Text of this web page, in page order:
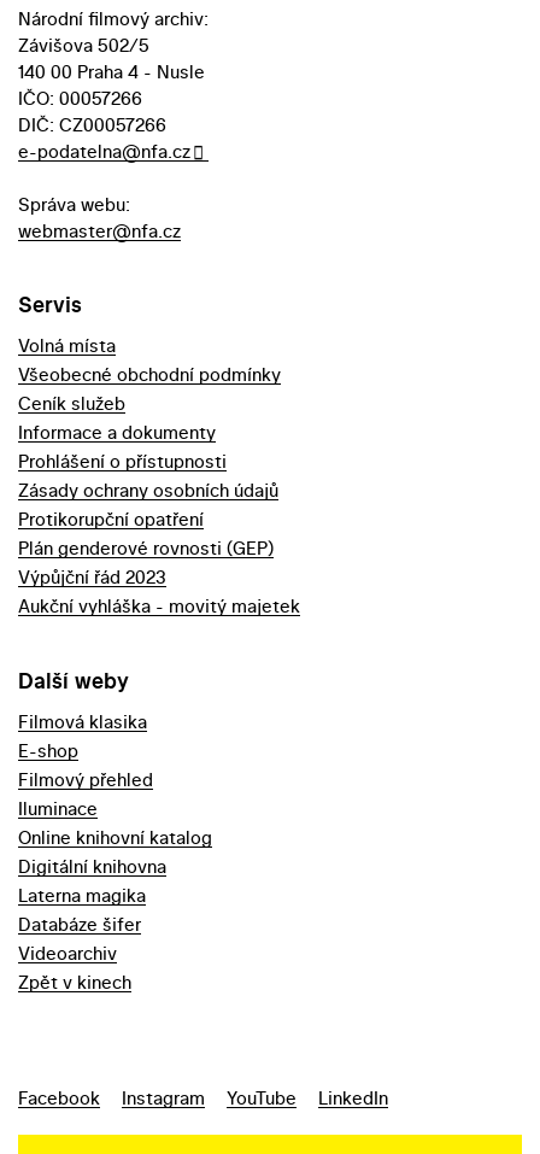
Národní filmový archiv:
Závišova 502/5
140 00 Praha 4 - Nusle
IČO: 00057266
DIČ: CZ00057266
e-podatelna@nfa.cz
Správa webu:
webmaster@nfa.cz
Servis
Volná místa
Všeobecné obchodní podmínky
Ceník služeb
Informace a dokumenty
Prohlášení o přístupnosti
Zásady ochrany osobních údajů
Protikorupční opatření
Plán genderové rovnosti (GEP)
Výpůjční řád 2023
Aukční vyhláška - movitý majetek
Další weby
Filmová klasika
E-shop
Filmový přehled
Iluminace
Online knihovní katalog
Digitální knihovna
Laterna magika
Databáze šifer
Videoarchiv
Zpět v kinech
Facebook Instagram YouTube LinkedIn